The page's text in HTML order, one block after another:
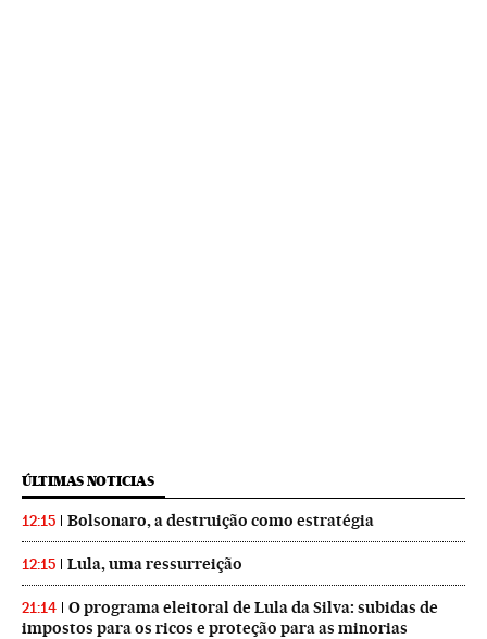
ÚLTIMAS NOTICIAS
12:15 Bolsonaro, a destruição como estratégia
12:15 Lula, uma ressurreição
21:14
O programa eleitoral de Lula da Silva: subidas de
impostos para os ricos e proteção para as minorias